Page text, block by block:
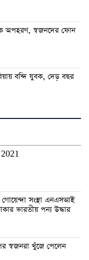
অপহরণ, স্বজনদের ফোন
বন্দি যুবক, দেড় বছর
গোয়েন্দা সংস্থা এনএসআই
ভারতীয় পন্য উদ্ধার
স্বজনরা খুঁজে পেলেন